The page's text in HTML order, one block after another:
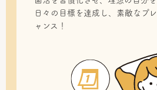
日々の目標を達成し、素敵なプ
ャンス！